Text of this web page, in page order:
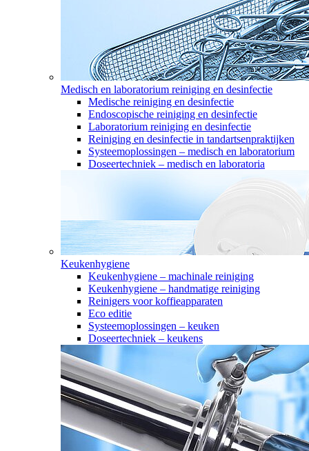
Medisch en laboratorium reiniging en desinfectie
Medische reiniging en desinfectie
Endoscopische reiniging en desinfectie
Laboratorium reiniging en desinfectie
Reiniging en desinfectie in tandartsenpraktijken
Systeemoplossingen – medisch en laboratorium
Doseertechniek – medisch en laboratoria
Keukenhygiene
Keukenhygiene – machinale reiniging
Keukenhygiene – handmatige reiniging
Reinigers voor koffieapparaten
Eco editie
Systeemoplossingen – keuken
Doseertechniek – keukens